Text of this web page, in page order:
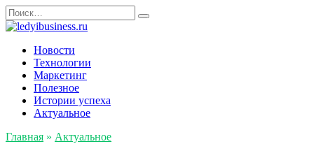
Перейти
к
содержанию
Search
for:
Новости
Технологии
Маркетинг
Полезное
Истории успеха
Актуальное
Главная » Актуальное